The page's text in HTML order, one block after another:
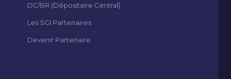
DC/BR (Dépositaire Central)
Les SGI Partenaires
Devenir Partenaire